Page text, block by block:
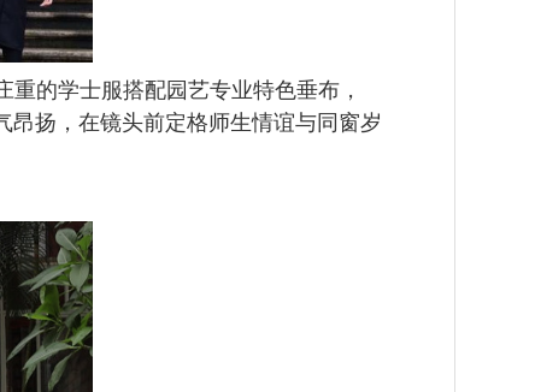
的学士服搭配园艺专业特色垂布，
扬，在镜头前定格师生情谊与同窗岁